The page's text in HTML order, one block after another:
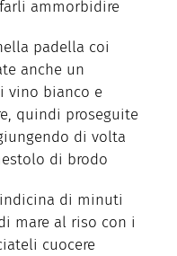
ammorbidire
padella coi
anche un
vino bianco e
quindi proseguite
di volta
di brodo
di minuti
mare al riso con i
cuocere